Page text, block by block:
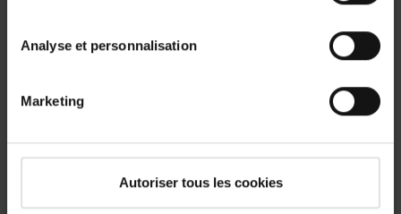
Analyse et personnalisation
Marketing
Autoriser tous les cookies
- Veuillez vous assurer que vos documents PDF et Word ne
Si vous avez des questions, n'hésitez pas à communiquer en
career@roto-frank.com!